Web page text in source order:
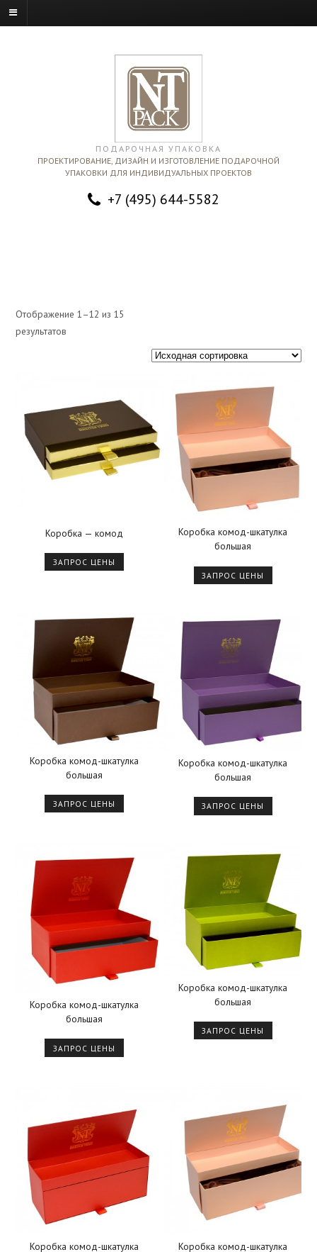
ПОДАРОЧНАЯ УПАКОВКА
ПРОЕКТИРОВАНИЕ, ДИЗАЙН И ИЗГОТОВЛЕНИЕ ПОДАРОЧНОЙ
УПАКОВКИ ДЛЯ ИНДИВИДУАЛЬНЫХ ПРОЕКТОВ
+7 (495) 644-5582
Отображение 1–12 из 15
результатов
Коробка — комод
ЗАПРОС ЦЕНЫ
Коробка комод-шкатулка
большая
ЗАПРОС ЦЕНЫ
Коробка комод-шкатулка
большая
ЗАПРОС ЦЕНЫ
Коробка комод-шкатулка
большая
ЗАПРОС ЦЕНЫ
Коробка комод-шкатулка
большая
ЗАПРОС ЦЕНЫ
Коробка комод-шкатулка
большая
ЗАПРОС ЦЕНЫ
Коробка комод-шкатулка
Коробка комод-шкатулка